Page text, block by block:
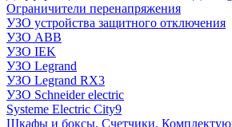
Ограничители перенапряжения
УЗО устройства защитного отключения
УЗО ABB
УЗО IEK
УЗО Legrand
УЗО Legrand RX3
УЗО Schneider electric
Systeme Electric City9
Шкафы и боксы. Счетчики.